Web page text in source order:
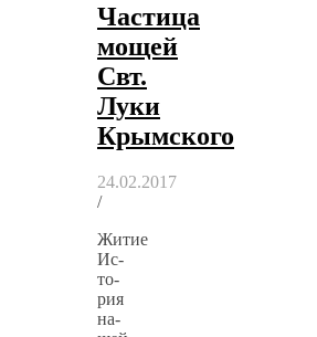
Частица
мощей
Свт.
Луки
Крымского
24.02.2017
/
Житие
Ис­
то­
рия
на­